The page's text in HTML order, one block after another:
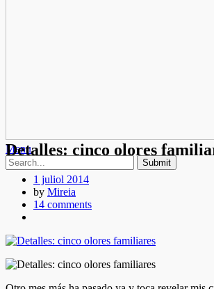
Menu
Detalles: cinco olores
1 juliol 2014
by Mireia
14 comments